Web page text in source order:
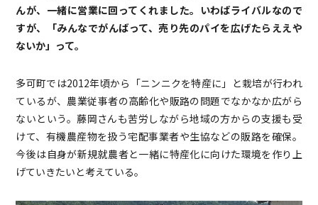
んが、一緒に営業に回ってくれました。いわばライバルなので
すが、「みんなでがんばって、売り先のパイを広げたらええや
ないか」って。
多可町では2012年頃から「ニンニクを特産に」と栽培が行われ
ているが、農業従事者の高齢化や販路の問題でなかなか広がら
ないという。藤岡さんも苦労しながら地域の方からの支援も受
けて、有機農産物を扱う宅配事業者や生協などの販路を確保。
今後は自身が新規就農者と一緒に特産化に向けた環境を作り上
げていきたいと考えている。